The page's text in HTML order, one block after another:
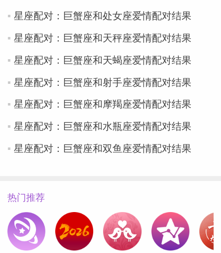
miller
星座配对：巨蟹座和处女座爱情配对结果
星座配对：巨蟹座和天秤座爱情配对结果
星座配对：巨蟹座和天蝎座爱情配对结果
星座配对：巨蟹座和射手座爱情配对结果
星座配对：巨蟹座和摩羯座爱情配对结果
星座配对：巨蟹座和水瓶座爱情配对结果
星座配对：巨蟹座和双鱼座爱情配对结果
热门推荐